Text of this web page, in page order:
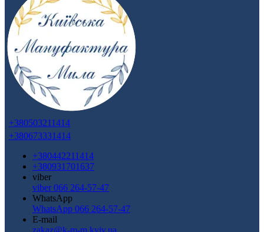
Закладки (0)
Порівняння товарів (0)
Зв'язатися з нами
Авторизація
Реєстрація
+380503211414
+380673331414
+380442211414
+380931701637
viber
viber 066 264-57-47
WhatsApp
WhatsApp 066 264-57-47
E-mail
zakaz@k-m-m.kyiv.ua